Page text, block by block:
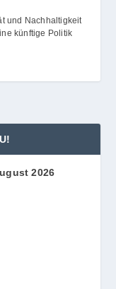
und Nachhaltigkeit
künftige Politik
2026